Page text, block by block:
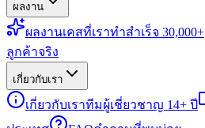
ผลงาน
ผลงานเคสที่เราทำสำเร็จ 30,000+
ลูกค้าจริง
เกี่ยวกับเรา
เกี่ยวกับเราทีมผู้เชี่ยวชาญ 14+ ปี